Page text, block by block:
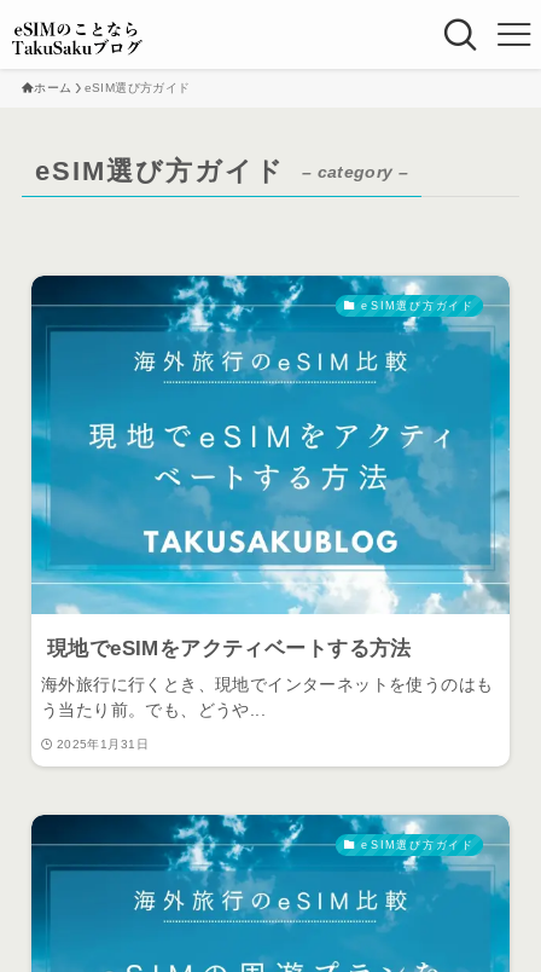
ホーム eSIM選び方ガイド
eSIM選び方ガイド – category –
eSIM選び方ガイド
現地でeSIMをアクティベートする方法
海外旅行に行くとき、現地でインターネットを使うのはも
う当たり前。でも、どうや...
2025年1月31日
eSIM選び方ガイド